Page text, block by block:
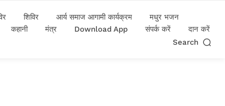
शिविर आर्य समाज आगामी कार्यक्रम
मधुर भजन
कहानी
मंत्र Download App संपर्क करें
दान करें
Search